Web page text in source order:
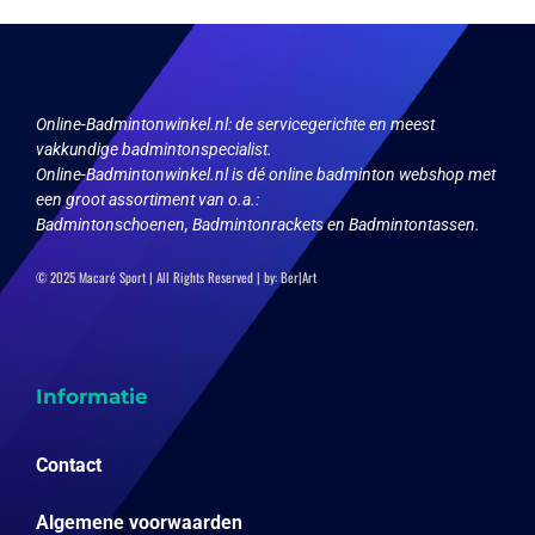
worden
productpagina
Online-Badmintonwinkel.nl:de servicegerichte en meest
vakkundige badmintonspecialist.
Online-Badmintonwinkel.nl is dé online badminton webshop met
een groot assortiment van o.a.:
Badmintonschoenen, Badmintonrackets en Badmintontassen.
© 2025 Macaré Sport | All Rights Reserved | by:Ber|Art
Informatie
Contact
Algemene voorwaarden